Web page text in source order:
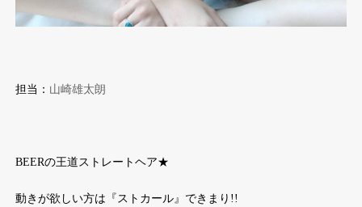
担当： 山崎雄太朗
BEERの王道ストレートヘア★
動きが欲しい方は『ストカール』できまり!!